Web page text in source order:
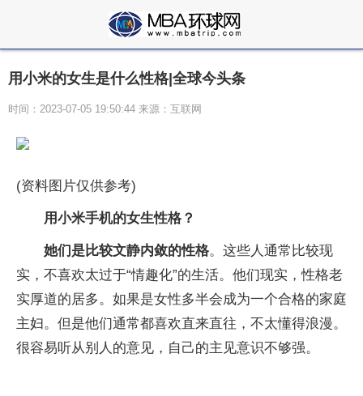
用小米的女生是什么性格|全球今头条
时间：2023-07-05 19:50:44 来源：互联网
(资料图片仅供参考)
用小米手机的女生性格 ？
她们是比较文静内敛的性格。这些人通常比较现
实，不喜欢太过于“情趣化”的生活。他们现实，性格老
实厚道的居多。如果是女性多半会成为一个合格的家庭
主妇。但是他们通常都喜欢直来直往，不太懂得浪漫。
很容易听从别人的意见，自己的主见意识不够强。